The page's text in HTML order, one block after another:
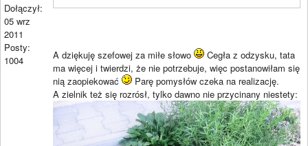
Dołączył:
05 wrz
2011
Posty:
1004
A dziękuję szefowej za miłe słowo
Cegła z odzysku, tata
ma więcej i twierdzi, że nie potrzebuje, więc postanowiłam się
nią zaopiekować
Parę pomysłów czeka na realizację.
A zielnik też się rozrósł, tylko dawno nie przycinany niestety: